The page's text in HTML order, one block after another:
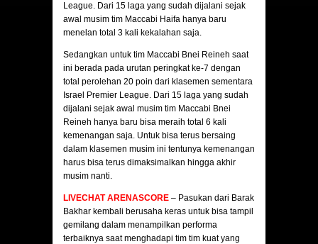
League. Dari 15 laga yang sudah dijalani sejak
awal musim tim Maccabi Haifa hanya baru
menelan total 3 kali kekalahan saja.
Sedangkan untuk tim Maccabi Bnei Reineh saat
ini berada pada urutan peringkat ke-7 dengan
total perolehan 20 poin dari klasemen sementara
Israel Premier League. Dari 15 laga yang sudah
dijalani sejak awal musim tim Maccabi Bnei
Reineh hanya baru bisa meraih total 6 kali
kemenangan saja. Untuk bisa terus bersaing
dalam klasemen musim ini tentunya kemenangan
harus bisa terus dimaksimalkan hingga akhir
musim nanti.
LIVECHAT ARENASCORE – Pasukan dari Barak
Bakhar kembali berusaha keras untuk bisa tampil
gemilang dalam menampilkan performa
terbaiknya saat menghadapi tim tim kuat yang